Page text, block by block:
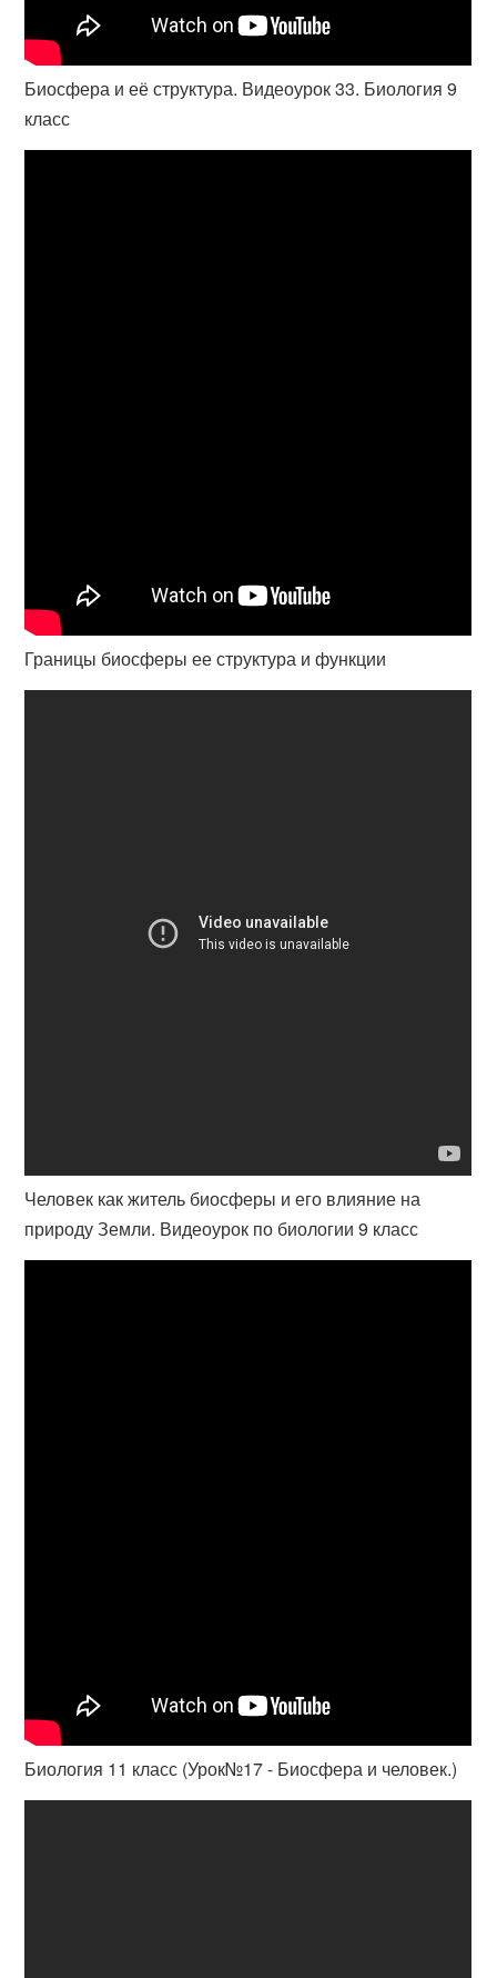
Биосфера и её структура. Видеоурок 33. Биология 9
класс
Границы биосферы ее структура и функции
Человек как житель биосферы и его влияние на
природу Земли. Видеоурок по биологии 9 класс
Биология 11 класс (Урок№17 - Биосфера и человек.)